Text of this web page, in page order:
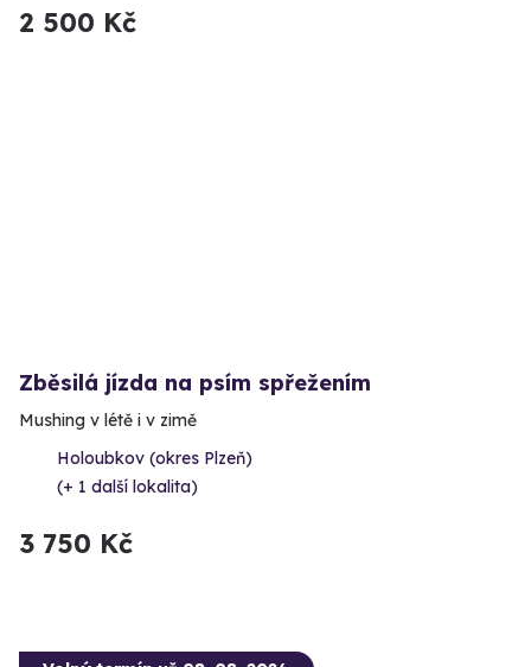
2 500 Kč
Zběsilá jízda na psím spřežením
Mushing v létě i v zimě
Holoubkov (okres Plzeň)
(+ 1 další lokalita)
3 750 Kč